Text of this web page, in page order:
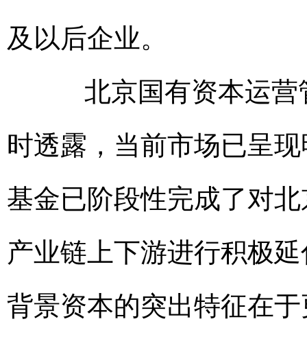
及以后企业。
北京国有资本运营
时透露，当前市场已呈
基金已阶段性完成了对
产业链上下游进行积极
背景资本的突出特征在